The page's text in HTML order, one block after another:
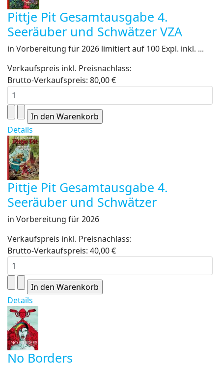
Pittje Pit Gesamtausgabe 4.
Seeräuber und Schwätzer VZA
in Vorbereitung für 2026 limitiert auf 100 Expl. inkl. ...
Verkaufspreis inkl. Preisnachlass:
Brutto-Verkaufspreis: 80,00 €
Details
Pittje Pit Gesamtausgabe 4.
Seeräuber und Schwätzer
in Vorbereitung für 2026
Verkaufspreis inkl. Preisnachlass:
Brutto-Verkaufspreis: 40,00 €
Details
No Borders